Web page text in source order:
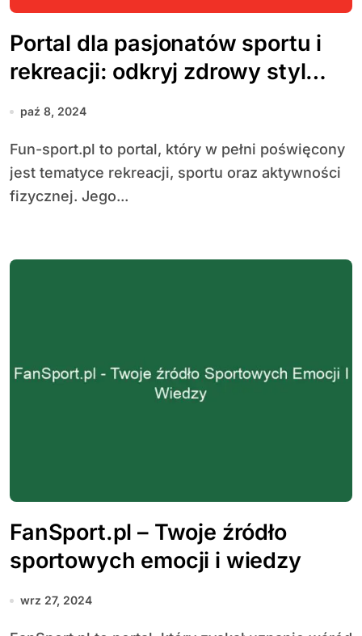
Portal dla pasjonatów sportu i
rekreacji: odkryj zdrowy styl
życia
paź 8, 2024
Fun-sport.pl to portal, który w pełni poświęcony
jest tematyce rekreacji, sportu oraz aktywności
fizycznej. Jego...
FanSport.pl – Twoje źródło
sportowych emocji i wiedzy
wrz 27, 2024